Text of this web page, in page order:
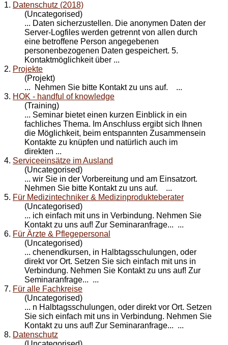
1. Datenschutz (2018)
(Uncategorised)
... Daten sicherzustellen. Die anonymen Daten der
Server-Logfiles werden getrennt von allen durch
eine betroffene Person angegebenen
personenbezogenen Daten gespeichert. 5.
Kontaktmöglichkeit über ...
2. Projekte
(Projekt)
... Nehmen Sie bitte Kontaktzu uns auf. ...
3. HOK - handful of knowledge
(Training)
... Seminar bietet einen kurzen Einblick in ein
fachliches Thema. Im Anschluss ergibt sich Ihnen
die Möglichkeit, beim entspannten Zusammensein
Kontakte zu knüpfen und natürlich auch im
direkten ...
4. Serviceeinsätze im Ausland
(Uncategorised)
... wir Sie in der Vorbereitung und am Einsatzort.
Nehmen Sie bitte Kontaktzu uns auf. ...
5. Für Medizintechniker & Medizinprodukteberater
(Uncategorised)
... ich einfach mit uns in Verbindung. Nehmen Sie
Kontaktzu uns auf! Zur Seminaranfrage... ...
6. Für Ärzte & Pflegepersonal
(Uncategorised)
... chenendkursen, in Halbtagsschulungen, oder
direkt vor Ort. Setzen Sie sich einfach mit uns in
Verbindung. Nehmen Sie Kontaktzu uns auf! Zur
Seminaranfrage... ...
7. Für alle Fachkreise
(Uncategorised)
... n Halbtagsschulungen, oder direkt vor Ort. Setzen
Sie sich einfach mit uns in Verbindung. Nehmen Sie
Kontaktzu uns auf! Zur Seminaranfrage... ...
8. Datenschutz